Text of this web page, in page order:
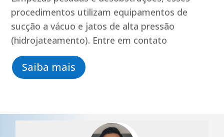
procedimentos utilizam equipamentos de
sucção a vácuo e jatos de alta pressão
(hidrojateamento). Entre em contato
Saiba mais